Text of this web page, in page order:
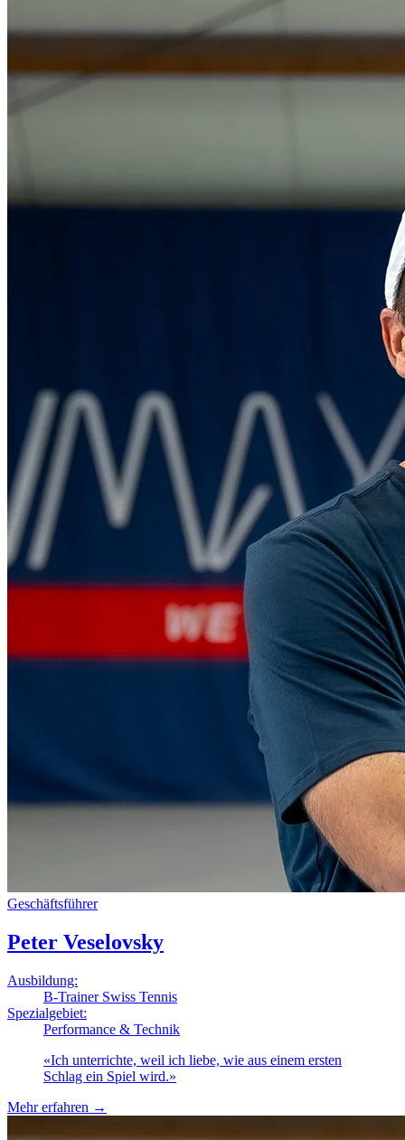
Geschäftsführer
Peter Veselovsky
Ausbildung:
B-Trainer Swiss Tennis
Spezialgebiet:
Performance & Technik
«Ich unterrichte, weil ich liebe, wie aus einem ersten
Schlag ein Spiel wird.»
Mehr erfahren →